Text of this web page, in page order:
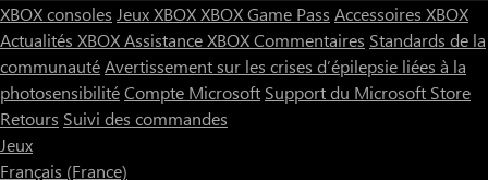
XBOX consoles Jeux XBOXXBOX Game Pass Accessoires XBOX
Actualités XBOXAssistance XBOXCommentaires Standards de la
communautéAvertissement sur les crises d’épilepsie liées à la
photosensibilitéCompte Microsoft Support du Microsoft Store
Retours Suivi des commandes
Jeux
Français (France)